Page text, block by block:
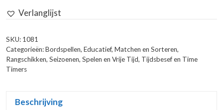
Verlanglijst
SKU: 1081
Categorieën:Bordspellen, Educatief, Matchen en Sorteren,
Rangschikken, Seizoenen, Spelen en Vrije Tijd, Tijdsbesef en Time
Timers
Beschrijving